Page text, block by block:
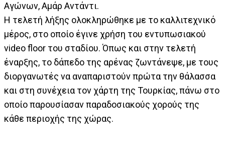
Αγώνων, Αμάρ Αντάντι.
Η τελετή λήξης ολοκληρώθηκε με το καλλιτεχνικό
μέρος, στο οποίο έγινε χρήση του εντυπωσιακού
video floor του σταδίου. Όπως και στην τελετή
έναρξης, το δάπεδο της αρένας ζωντάνεψε, με τους
διοργανωτές να αναπαριστούν πρώτα την θάλασσα
και στη συνέχεια τον χάρτη της Τουρκίας, πάνω στο
οποίο παρουσίασαν παραδοσιακούς χορούς της
κάθε περιοχής της χώρας.